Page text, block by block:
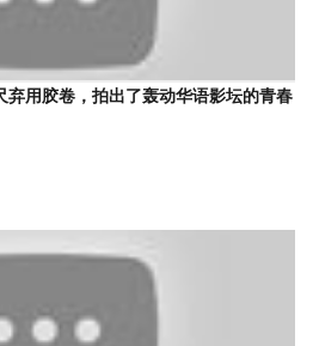
弃用胶卷，拍出了轰动华语影坛的青春